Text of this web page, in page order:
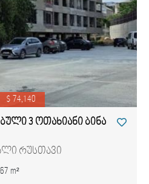
$ 74,140
3 ოთახიანი ბინა
რუსთავი
67 m²